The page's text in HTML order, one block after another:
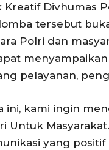
Kreatif Divhumas
tersebut
Polri dan
pelayanan,
ini, kami ingin
Untuk
yang positif